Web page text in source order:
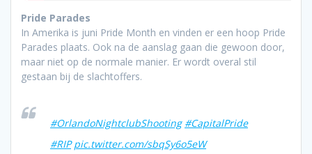
Pride Parades
In Amerika is juni Pride Month en vinden er een hoop Pride
Parades plaats. Ook na de aanslag gaan die gewoon door,
maar niet op de normale manier. Er wordt overal stil
gestaan bij de slachtoffers.
#OrlandoNightclubShooting #CapitalPride
#RIP pic.twitter.com/sbqSy6o5eW